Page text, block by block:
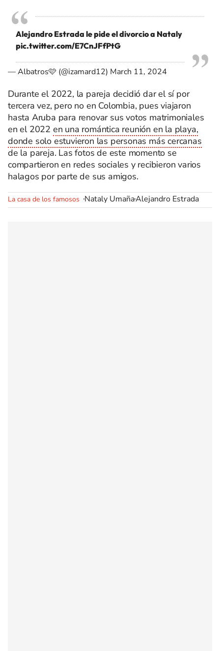
Alejandro Estrada le pide el divorcio a Nataly
pic.twitter.com/E7CnJFfPtG
— Albatros🩷 (@izamard12) March 11, 2024
Durante el 2022, la pareja decidió dar el sí por
tercera vez, pero no en Colombia, pues viajaron
hasta Aruba para renovar sus votos matrimoniales
en el 2022 en una romántica reunión en la playa,
donde solo estuvieron las personas más cercanas
de la pareja. Las fotos de este momento se
compartieron en redes sociales y recibieron varios
halagos por parte de sus amigos.
La casa de los famosos Nataly UmañaAlejandro Estrada